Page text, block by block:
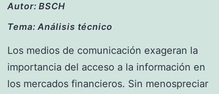
Autor: BSCH
Tema: Análisis técnico
Los medios de comunicación exageran la
importancia del acceso a la información en
los mercados financieros. Sin menospreciar